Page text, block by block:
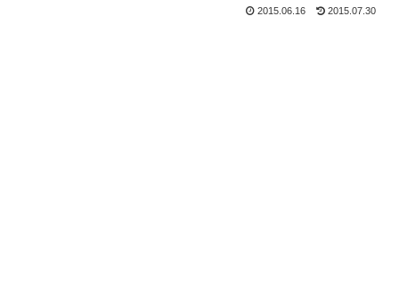
2015.06.16 2015.07.30